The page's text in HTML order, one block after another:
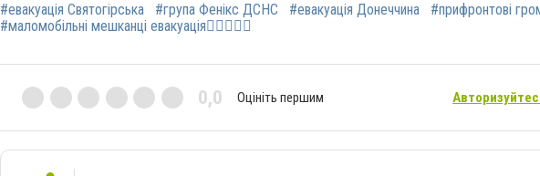
#евакуація Святогірська #група Фенікс ДСНС #евакуація Донеччина
#прифронтові
#маломобільні мешканці евакуація
0,0 Оцініть першим